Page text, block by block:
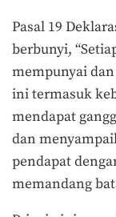
Pasal 19
berbunyi,
mempunyai
ini termasuk
mendapat
dan
pendapat
memandang